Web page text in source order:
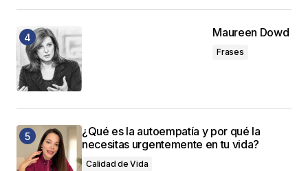
Maureen Dowd
Frases
¿Qué es la autoempatía y por qué la
necesitas urgentemente en tu vida?
Calidad de Vida